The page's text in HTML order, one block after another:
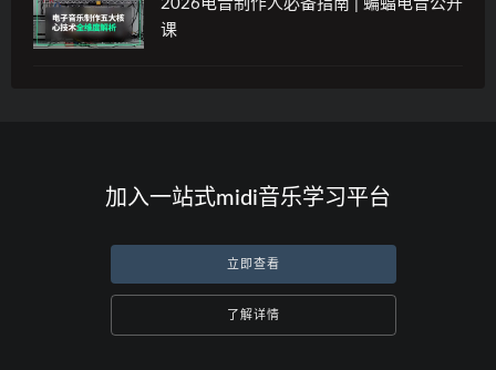
2026电音制作人必备指南 | 蝙蝠电音公开
课
加入一站式midi音乐学习平台
立即查看
了解详情